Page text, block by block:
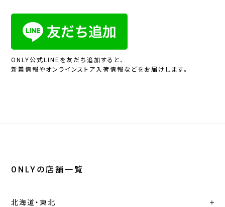
ONLY公式LINEを友だち追加すると、
新着情報やオンラインストア入荷情報などをお届けします。
ONLYの店舗一覧
北海道・東北